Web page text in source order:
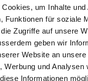
um Inhalte und
Funktionen für soziale
Zugriffe auf unsere
geben wir
Website an
Werbung und Analysen
Informationen